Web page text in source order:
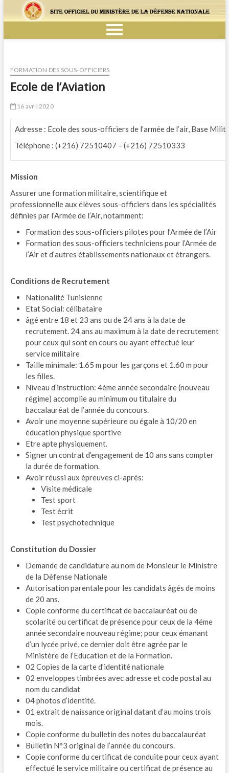
FORMATION DES SOUS-OFFICIERS
Ecole de l’Aviation
16 avril 2020
Adresse : Ecole des sous-officiers de l’armée de l’air, Base
Téléphone : (+216) 72510407 – (+216) 72510333
Mission
Assurer une formation militaire, scientifique et
professionnelle aux élèves sous-officiers dans les spécialités
définies par l’Armée de l’Air, notamment:
Formation des sous-officiers pilotes pour l’Armée de l’Air
Formation des sous-officiers techniciens pour l’Armée de
l’Air et d’autres établissements nationaux et étrangers.
Conditions de Recrutement
Nationalité Tunisienne
Etat Social: célibataire
âgé entre 18 et 23 ans ou de 24 ans à la date de
recrutement. 24 ans au maximum à la date de recrutement
pour ceux qui sont en cours ou ayant effectué leur
service militaire
Taille minimale: 1.65 m pour les garçons et 1.60 m pour
les filles.
Niveau d’instruction: 4ème année secondaire (nouveau
régime) accomplie au minimum ou titulaire du
baccalauréat de l’année du concours.
Avoir une moyenne supérieure ou égale à 10/20 en
éducation physique sportive
Etre apte physiquement.
Signer un contrat d’engagement de 10 ans sans compter
la durée de formation.
Avoir réussi aux épreuves ci-après:
Visite médicale
Test sport
Test écrit
Test psychotechnique
Constitution du Dossier
Demande de candidature au nom de Monsieur le Ministre
de la Défense Nationale
Autorisation parentale pour les candidats âgés de moins
de 20 ans.
Copie conforme du certificat de baccalauréat ou de
scolarité ou certificat de présence pour ceux de la 4éme
année secondaire nouveau régime; pour ceux émanant
d’un lycée privé, ce dernier doit être agrée par le
Ministère de l’Education et de la Formation.
02 Copies de la carte d’identité nationale
02 enveloppes timbrées avec adresse et code postal au
nom du candidat
04 photos d’identité.
01 extrait de naissance original datant d’au moins trois
mois.
Copie conforme du bulletin des notes du baccalauréat
Bulletin N°3 original de l’année du concours.
Copie conforme du certificat de conduite pour ceux ayant
effectué le service militaire ou certificat de présence au